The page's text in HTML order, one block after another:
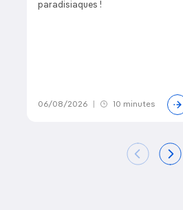
paradisiaques !
06/08/2026 10 minutes